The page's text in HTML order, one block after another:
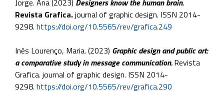
Jorge. Ana (2023) Designers know the human brain.
Revista Grafica.journal of graphic design. ISSN 2014-
9298. https://doi.org/10.5565/rev/grafica.249
Inês Lourenço, Maria. (2023) Graphic design and public art:
a comparative study in message communication. Revista
Grafica. journal of graphic design. ISSN 2014-
9298. https://doi.org/10.5565/rev/grafica.290